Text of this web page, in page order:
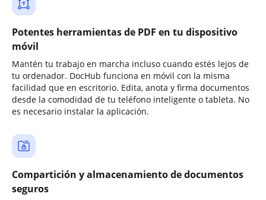
Potentes herramientas de PDF en tu dispositivo
móvil
Mantén tu trabajo en marcha incluso cuando estés lejos de
tu ordenador. DocHub funciona en móvil con la misma
facilidad que en escritorio. Edita, anota y firma documentos
desde la comodidad de tu teléfono inteligente o tableta. No
es necesario instalar la aplicación.
Compartición y almacenamiento de documentos
seguros